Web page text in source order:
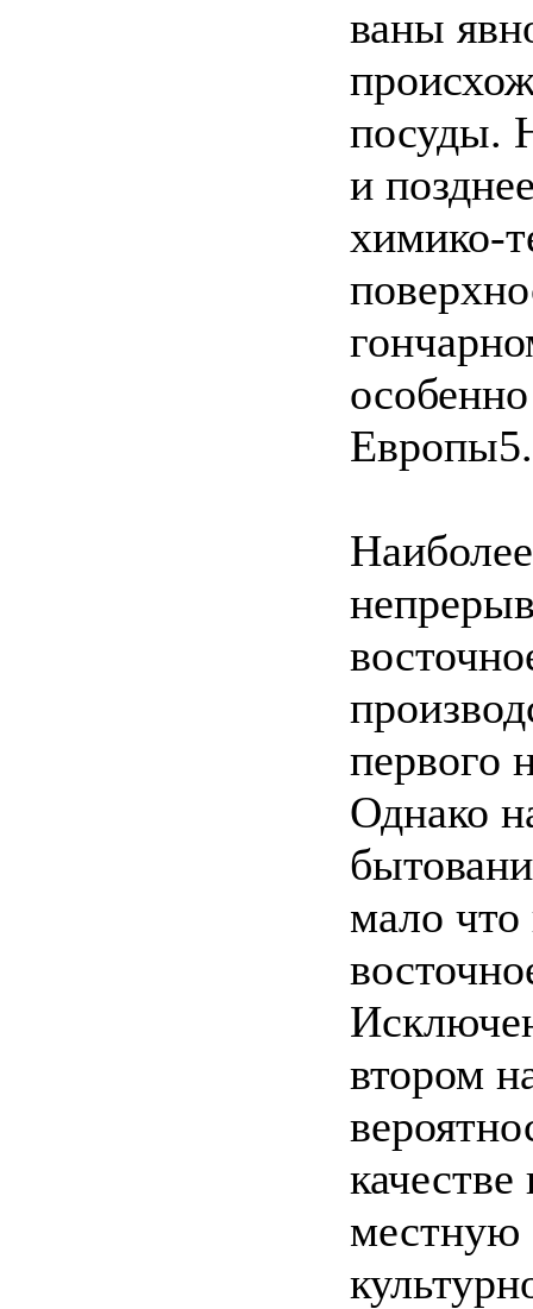
ваны
посуды.
и
химико-
Европы5.
первого
Однако
мало
втором
местную